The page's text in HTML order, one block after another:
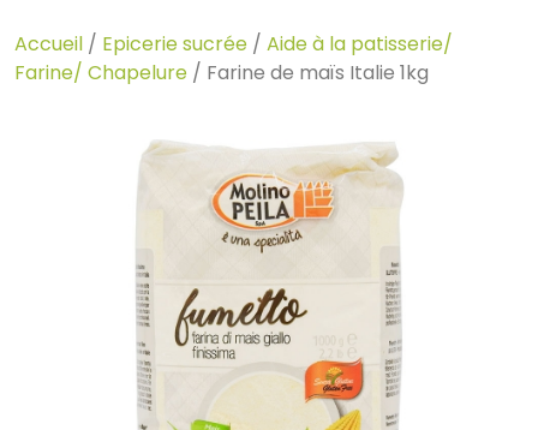
Accueil / Epicerie sucrée / Aide à la patisserie/
Farine/ Chapelure / Farine de maïs Italie 1kg